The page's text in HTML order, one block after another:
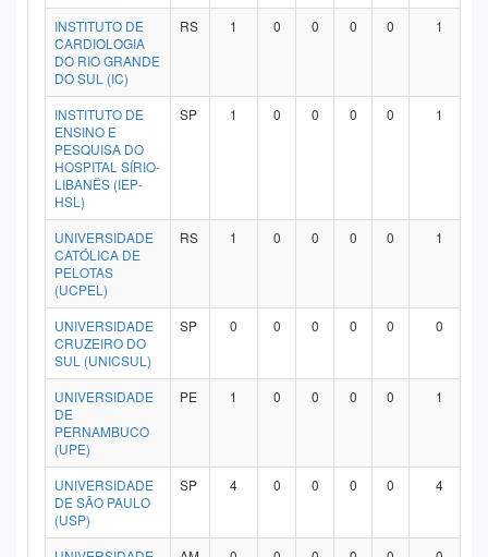
INSTITUTO DE
CARDIOLOGIA
DO RIO GRANDE
DO SUL (IC)
RS 1 0 0 0 0 1
INSTITUTO DE
ENSINO E
PESQUISA DO
HOSPITAL SÍRIO-
LIBANÊS (IEP-
HSL)
SP 1 0 0 0 0 1
UNIVERSIDADE
CATÓLICA DE
PELOTAS
(UCPEL)
RS 1 0 0 0 0 1
UNIVERSIDADE
CRUZEIRO DO
SUL (UNICSUL)
SP 0 0 0 0 0 0
UNIVERSIDADE
DE
PERNAMBUCO
(UPE)
PE 1 0 0 0 0 1
UNIVERSIDADE
DE SÃO PAULO
(USP)
SP 4 0 0 0 0 4